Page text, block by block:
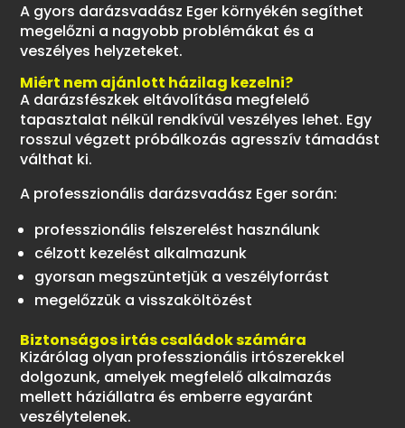
A gyors darázsvadász Eger környékén segíthet
megelőzni a nagyobb problémákat és a
veszélyes helyzeteket.
Miért nem ajánlott házilag kezelni?
A darázsfészkek eltávolítása megfelelő
tapasztalat nélkül rendkívül veszélyes lehet. Egy
rosszul végzett próbálkozás agresszív támadást
válthat ki.
A professzionális darázsvadász Eger során:
professzionális felszerelést használunk
célzott kezelést alkalmazunk
gyorsan megszüntetjük a veszélyforrást
megelőzzük a visszaköltözést
Biztonságos irtás családok számára
Kizárólag olyan professzionális irtószerekkel
dolgozunk, amelyek megfelelő alkalmazás
mellett háziállatra és emberre egyaránt
veszélytelenek.